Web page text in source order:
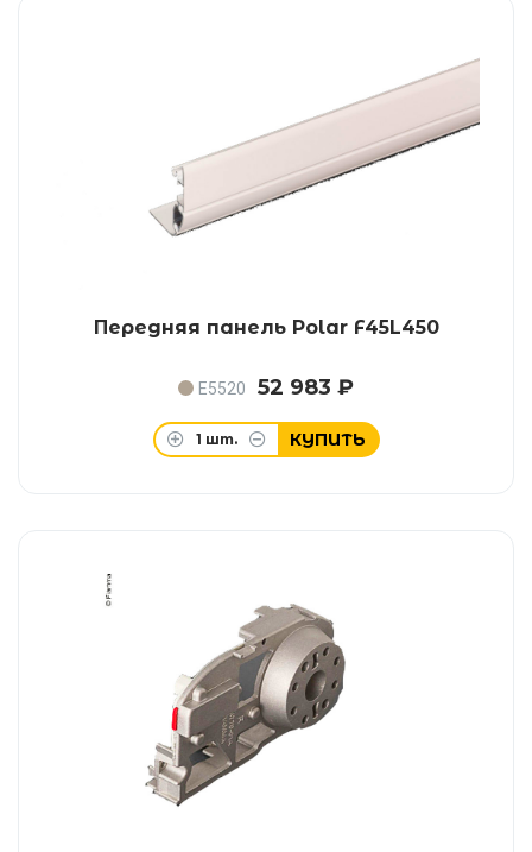
Передняя панель Polar F45L450
E5520 52 983 ₽
1 шт. КУПИТЬ